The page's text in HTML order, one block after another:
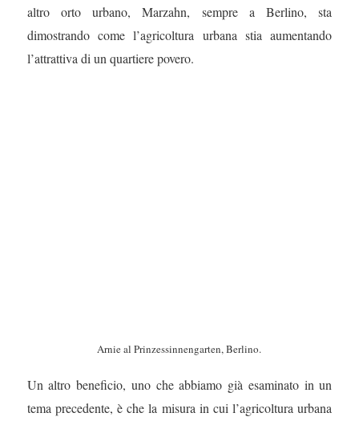
altro orto urbano, Marzahn, sempre a Berlino, sta
dimostrando come l’agricoltura urbana stia aumentando
l’attrattiva di un quartiere povero.
Arnie al Prinzessinnengarten, Berlino.
Un altro beneficio, uno che abbiamo già esaminato in un
tema precedente, è che la misura in cui l’agricoltura urbana